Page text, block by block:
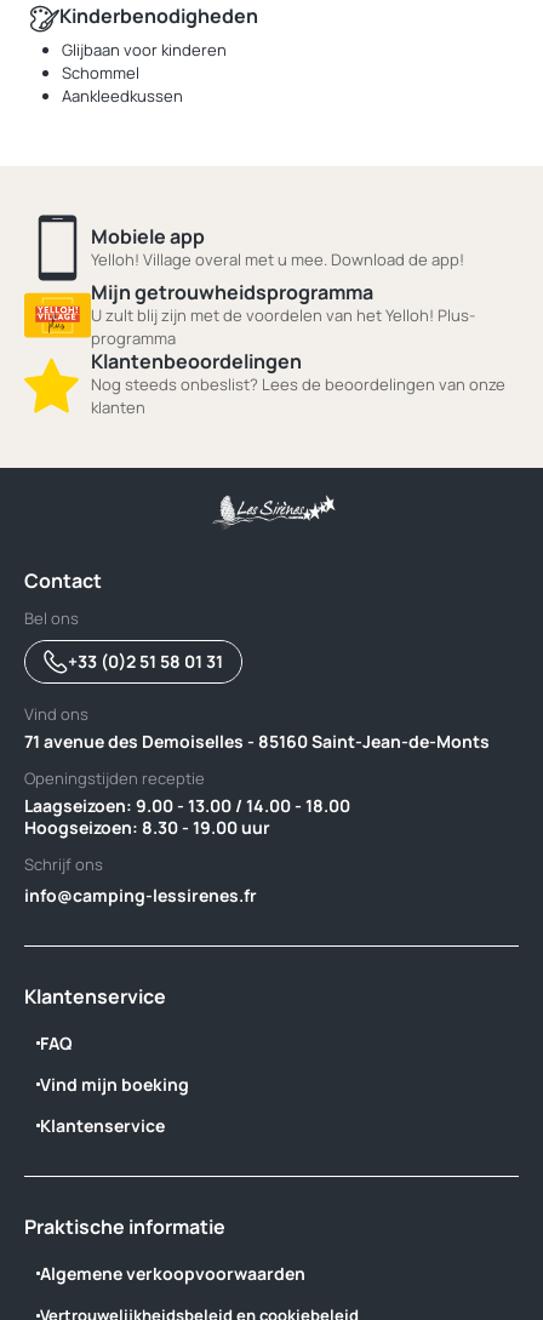
Kinderbenodigheden
Glijbaan voor kinderen
Schommel
Aankleedkussen
Mobiele app
Yelloh! Village overal met u mee. Download de app!
Mijn getrouwheidsprogramma
U zult blij zijn met de voordelen van het Yelloh! Plus-
programma
Klantenbeoordelingen
Nog steeds onbeslist? Lees de beoordelingen van onze
klanten
Contact
Bel ons
+33 (0)2 51 58 01 31
Vind ons
71 avenue des Demoiselles - 85160 Saint-Jean-de-Monts
Openingstijden receptie
Laagseizoen: 9.00 - 13.00 / 14.00 - 18.00 ‎ ‎ ‎ ‎ ‎ ‎ ‎ ‎ ‎ ‎ ‎ ‎ ‎ ‎ ‎ ‎ ‎ ‎ ‎ ‎ ‎ ‎ ‎ ‎ ‎ ‎ ‎ ‎ ‎ ‎ ‎ ‎ ‎ ‎ ‎ ‎ ‎ ‎ ‎ ‎ ‎ ‎ ‎ ‎‎ ‎
‎Hoogseizoen: 8.30 - 19.00 uur
Schrijf ons
info@camping-lessirenes.fr
Klantenservice
FAQ
Vind mijn boeking
Klantenservice
Praktische informatie
Algemene verkoopvoorwaarden
Vertrouwelijkheidsbeleid en cookiebeleid